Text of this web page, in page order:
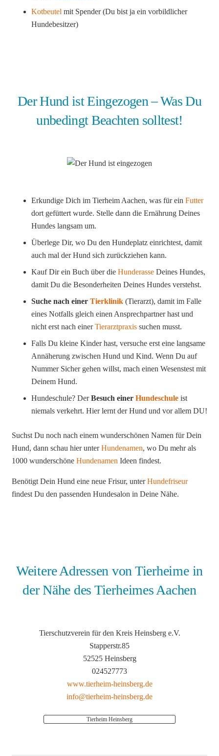
Kotbeutel mit Spender (Du bist ja ein vorbildlicher
Hundebesitzer)
Der Hund ist Eingezogen – Was Du
unbedingt Beachten solltest!
Erkundige Dich im Tierheim Aachen, was für ein Futter
dort gefüttert wurde. Stelle dann die Ernährung Deines
Hundes langsam um.
Überlege Dir, wo Du den Hundeplatz einrichtest, damit
auch mal der Hund sich zurückziehen kann.
Kauf Dir ein Buch über die Hunderasse Deines Hundes,
damit Du die Besonderheiten Deines Hundes verstehst.
Suche nach einer Tierklinik (Tierarzt), damit im Falle
eines Notfalls gleich einen Ansprechpartner hast und
nicht erst nach einerTierarztpraxis suchen musst.
Falls Du kleine Kinder hast, versuche erst eine langsame
Annäherung zwischen Hund und Kind. Wenn Du auf
Nummer Sicher gehen willst, mach einen Wesenstest mit
Deinem Hund.
Hundeschule? DerBesuch einer Hundeschule ist
niemals verkehrt. Hier lernt der Hund und vor allem DU!
Suchst Du noch nach einem wunderschönen Namen für Dein
Hund, dann schau hier unterHundenamen, wo Du mehr als
1000 wunderschöne Hundenamen Ideen findest.
Benötigt Dein Hund eine neue Frisur, unterHundefriseur
findest Du den passenden Hundesalon in Deine Nähe.
Weitere Adressen von Tierheime in
der Nähe des Tierheimes Aachen
Tierschutzverein für den Kreis Heinsberg e.V.
Stapperstr.85
52525 Heinsberg
024527773
www.tierheim-heinsberg.de
info@tierheim-heinsberg.de
Tierheim Heinsberg